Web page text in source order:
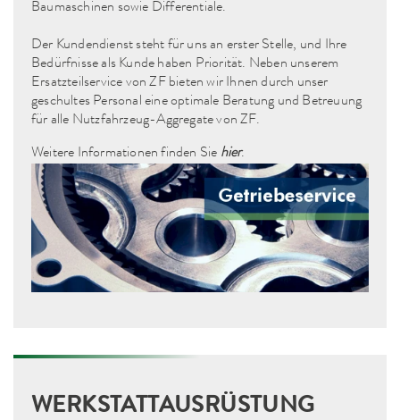
Baumaschinen sowie Differentiale.
Der Kundendienst steht für uns an erster Stelle, und Ihre
Bedürfnisse als Kunde haben Priorität. Neben unserem
Ersatzteilservice von ZF bieten wir Ihnen durch unser
geschultes Personal eine optimale Beratung und Betreuung
für alle Nutzfahrzeug-Aggregate von ZF.
Weitere Informationen finden Sie hier.
WERKSTATTAUSRÜSTUNG